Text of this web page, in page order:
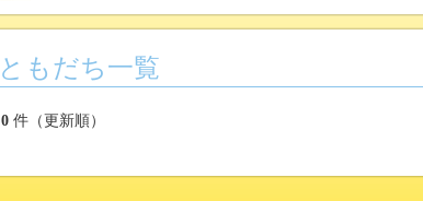
ともだち一覧
0 件（更新順）